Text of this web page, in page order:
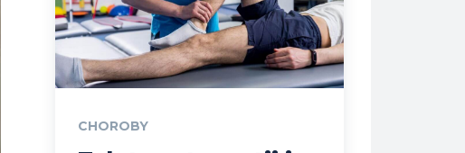
CHOROBY